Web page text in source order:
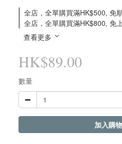
全店，全單購買滿HK$500, 免
全店，全單購買滿HK$800, 免
查看更多
HK$89.00
數量
加入購